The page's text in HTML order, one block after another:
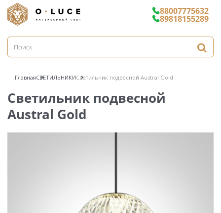
88007775632
89818155289
ГлавнаяСВЕТИЛЬНИКИСветильник подвесной Austral Gold
Светильник подвесной
Austral Gold